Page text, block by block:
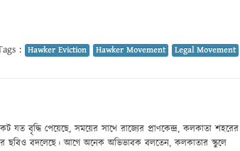
: Hawker Eviction Hawker Movement Legal Movement
যত বৃদ্ধি পেয়েছে, সময়ের সাথে রাজ্যের প্রাণকেন্দ্র, কলকাতা শহরের
ছবিও বদলেছে। আগে অনেক অভিভাবক বলতেন, কলকাতার স্কুলে